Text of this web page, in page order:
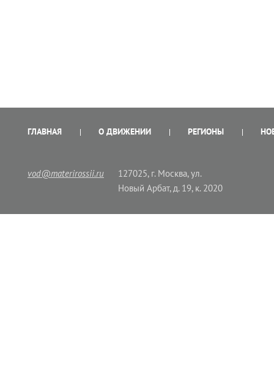
ГЛАВНАЯ О ДВИЖЕНИИ РЕГИОНЫ
vod@materirossii.ru
127025, г. Москва, ул.
Новый Арбат, д. 19, к. 2020